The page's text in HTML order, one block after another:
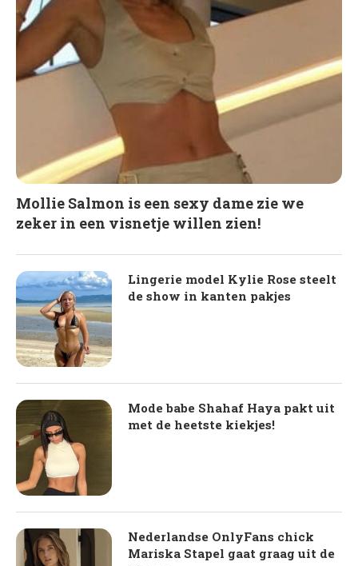
Mollie Salmon is een sexy dame zie we
zeker in een visnetje willen zien!
Lingerie model Kylie Rose steelt
de show in kanten pakjes
Mode babe Shahaf Haya pakt uit
met de heetste kiekjes!
Nederlandse OnlyFans chick
Mariska Stapel gaat graag uit de